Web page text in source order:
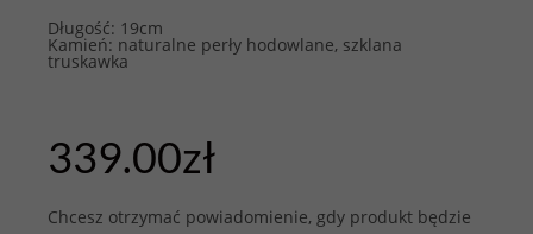
Długość: 19cm
Kamień: naturalne perły hodowlane, szklana
truskawka
339.00zł
Chcesz otrzymać powiadomienie, gdy produkt będzie